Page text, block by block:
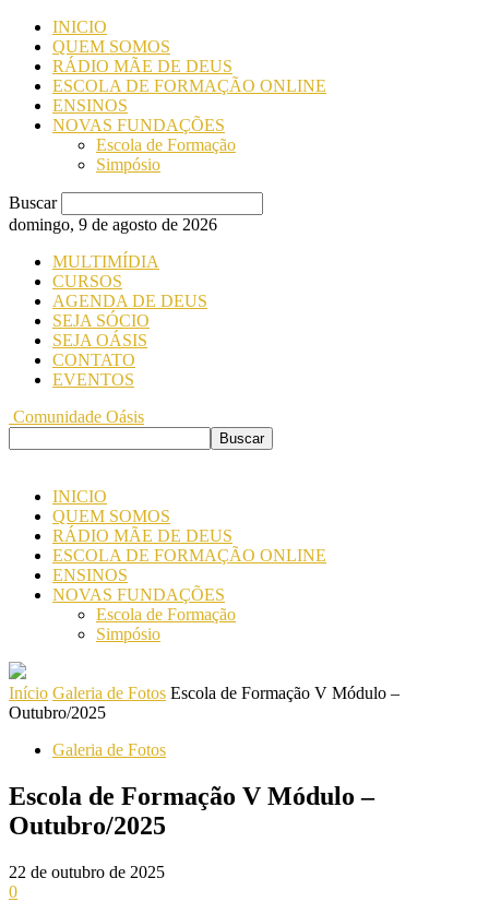
INICIO
QUEM SOMOS
RÁDIO MÃE DE DEUS
ESCOLA DE FORMAÇÃO ONLINE
ENSINOS
NOVAS FUNDAÇÕES
Escola de Formação
Simpósio
Buscar
domingo, 9 de agosto de 2026
MULTIMÍDIA
CURSOS
AGENDA DE DEUS
SEJA SÓCIO
SEJA OÁSIS
CONTATO
EVENTOS
Comunidade Oásis
INICIO
QUEM SOMOS
RÁDIO MÃE DE DEUS
ESCOLA DE FORMAÇÃO ONLINE
ENSINOS
NOVAS FUNDAÇÕES
Escola de Formação
Simpósio
Início Galeria de Fotos Escola de Formação V Módulo –
Outubro/2025
Galeria de Fotos
Escola de Formação V Módulo –
Outubro/2025
22 de outubro de 2025
0